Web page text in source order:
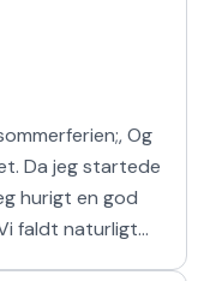
Og
hurigt en god
faldt naturligt